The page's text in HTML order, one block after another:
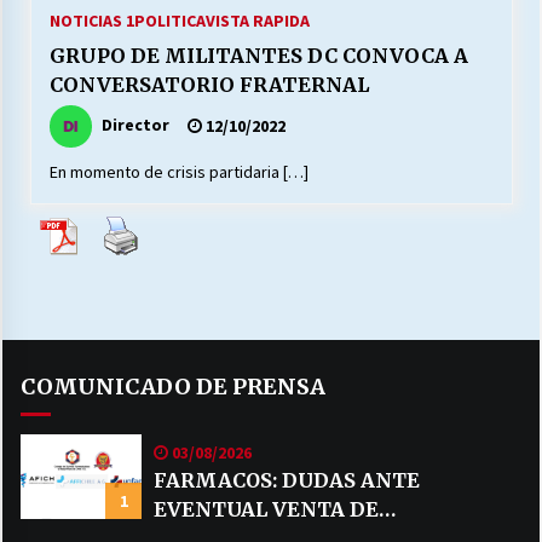
MUNICIPALIDAD, TRABAJADORES, CLIMA
LABORAL:
13/07/2026
Escuela hospitalaria El Carmen de Maipu.
VOLVER A SER ALTERNATIVA
MUNICIPALIDADES, HONORARIOS, DESPIDOS
NOTICIAS 1POLITICAVISTA RAPIDA
GRUPO DE MILITANTES DC CONVOCA A
CONVERSATORIO FRATERNAL
Director 12/10/2022
En momento de crisis partidaria […]
COMUNICADO DE PRENSA
1
03/08/2026
FARMACOS: DUDAS ANTE
EVENTUAL VENTA DE